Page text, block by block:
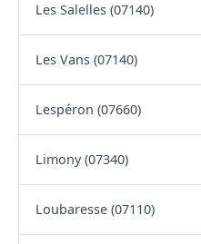
Les Salelles (07140)
Les Vans (07140)
Lespéron (07660)
Limony (07340)
Loubaresse (07110)